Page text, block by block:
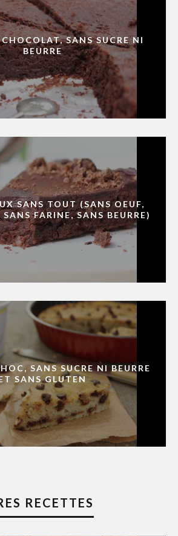
SANS SUCRE NI
BEURRE
SANS TOUT (SANS OEUF,
SANS FARINE, SANS BEURRE)
SANS SUCRE NI BEURRE
SANS GLUTEN
RECETTES